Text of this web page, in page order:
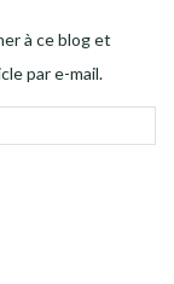
à ce blog et
par e-mail.